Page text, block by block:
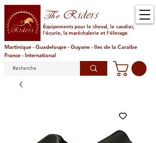
TheRiders
Équipements pour le cheval, le cavalier,
l'écurie, la maréchalerie et l'élevage
Martinique - Guadeloupe - Guyane - Iles de la Caraïbe
France - International